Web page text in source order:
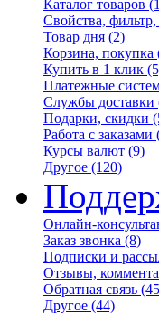
Каталог товаров
Свойства,
Товар дня (2)
Корзина, покупка
Купить в 1 клик
Платежные
Службы доставки
Подарки, скидки
Работа с заказами
Курсы валют (9)
Другое (120)
Онлайн-
Заказ звонка (8)
Подписки и
Отзывы,
Обратная связь
Другое (44)